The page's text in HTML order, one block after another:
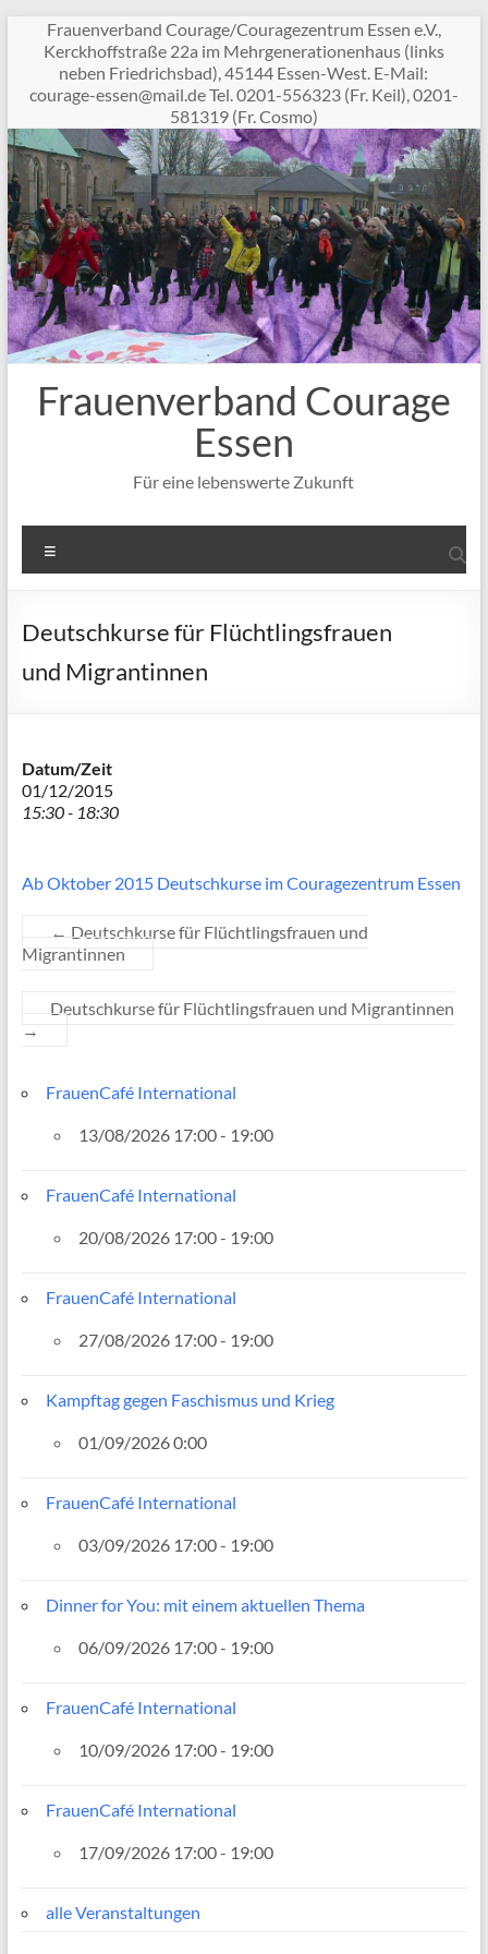
Inhalt
springen
Frauenverband Courage/Couragezentrum Essen e.V.,
Kerckhoffstraße 22a im Mehrgenerationenhaus (links
neben Friedrichsbad), 45144 Essen-West. E-Mail:
ed.li
am@ne
sse-e
garuo
c
Tel. 0201-556323 (Fr. Keil), 0201-
581319 (Fr. Cosmo)
Frauenverband Courage
Essen
Für eine lebenswerte Zukunft
Deutschkurse für Flüchtlingsfrauen
und Migrantinnen
Datum/Zeit
01/12/2015
15:30 - 18:30
Ab Oktober 2015 Deutschkurse im Couragezentrum Essen
← Deutschkurse für Flüchtlingsfrauen und
Migrantinnen
Deutschkurse für Flüchtlingsfrauen und Migrantinnen
→
FrauenCafé International
13/08/2026 17:00 - 19:00
FrauenCafé International
20/08/2026 17:00 - 19:00
FrauenCafé International
27/08/2026 17:00 - 19:00
Kampftag gegen Faschismus und Krieg
01/09/2026 0:00
FrauenCafé International
03/09/2026 17:00 - 19:00
Dinner for You: mit einem aktuellen Thema
06/09/2026 17:00 - 19:00
FrauenCafé International
10/09/2026 17:00 - 19:00
FrauenCafé International
17/09/2026 17:00 - 19:00
alle Veranstaltungen